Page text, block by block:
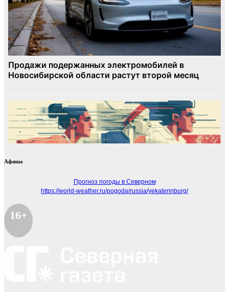
Афиша
Прогноз погоды в Северном
https://world-weather.ru/pogoda/russia/yekaterinburg/
16+